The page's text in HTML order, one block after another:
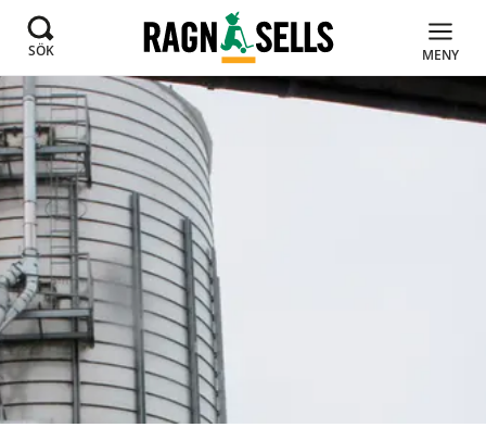
SÖK MENY